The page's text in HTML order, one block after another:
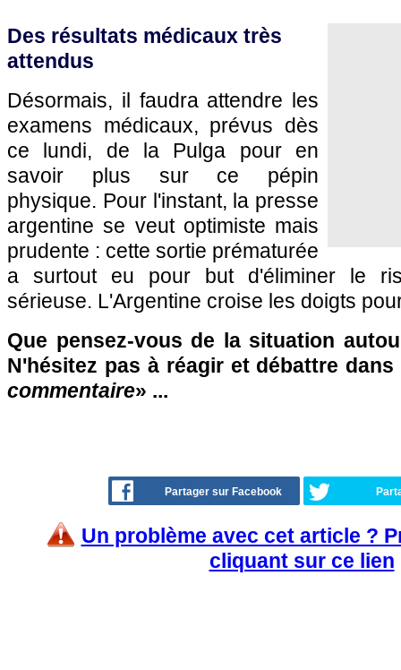
Des résultats médicaux très
attendus
Désormais, il faudra attendre les
examens médicaux, prévus dès
ce lundi, de la Pulga pour en
savoir plus sur ce pépin
physique. Pour l'instant, la presse
argentine se veut optimiste mais
prudente : cette sortie prématurée
a surtout eu pour but d'éliminer le
sérieuse. L'Argentine croise les doigts
Que pensez-vous de la situation
N'hésitez pas à réagir et débattre dans
commentaire» ...
Partager sur Facebook
Un problème avec cet article ?
cliquant sur ce lien